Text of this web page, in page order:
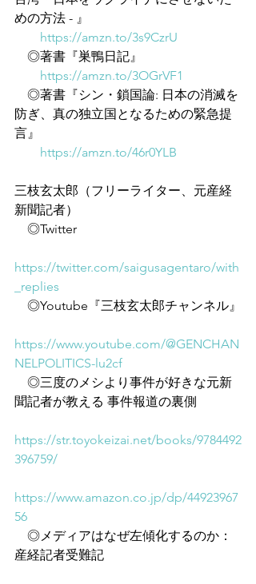
めの方法 - 』
https://amzn.to/3s9CzrU
◎著書『巣鴨日記』
https://amzn.to/3OGrVF1
◎著書『シン・鎖国論: 日本の消滅を
防ぎ、真の独立国となるための緊急提
言』
https://amzn.to/46r0YLB
三枝玄太郎（フリーライター、元産経
新聞記者）
◎Twitter
https://twitter.com/saigusagentaro/with
_replies
◎Youtube『三枝玄太郎チャンネル』
https://www.youtube.com/@GENCHAN
NELPOLITICS-lu2cf
◎三度のメシより事件が好きな元新
聞記者が教える 事件報道の裏側
https://str.toyokeizai.net/books/9784492
396759/
https://www.amazon.co.jp/dp/44923967
56
◎メディアはなぜ左傾化するのか：
産経記者受難記